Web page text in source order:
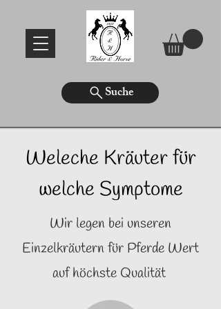
Suche
Weleche Kräuter für
welche Symptome
Wir legen bei unseren
Einzelkräutern für Pferde Wert
auf höchste Qualität